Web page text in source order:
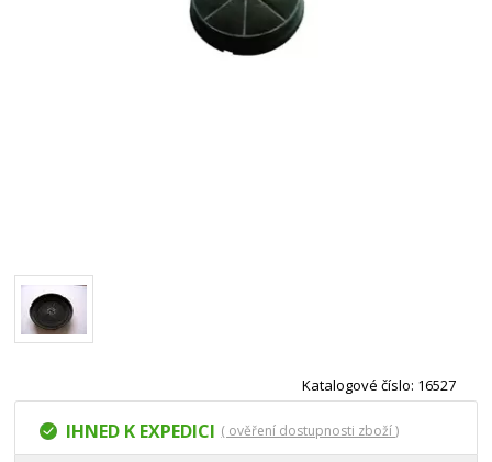
Katalogové číslo: 16527
IHNED K EXPEDICI ( ověření dostupnosti zboží )